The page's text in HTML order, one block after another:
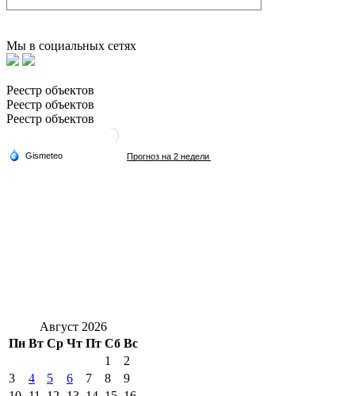
Мы в социальных сетях
Реестр объектов
Реестр объектов
Реестр объектов
Август 2026
Пн Вт Ср Чт Пт Сб Вс
1
2
3
4 5 6 7 8
9